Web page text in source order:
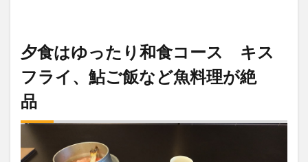
夕食はゆったり和食コース キス
フライ、鮎ご飯など魚料理が絶
品